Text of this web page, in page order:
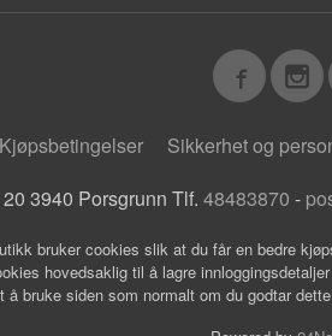
Kjøpsbetingelser Sikkerhet og
3940 Porsgrunn Tlf. 48483870 -
bruker cookies slik at du får en bedre
hovedsaklig til å lagre
å bruke siden som normalt om du godtar